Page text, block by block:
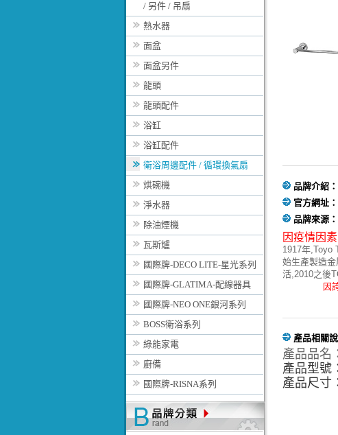
/ 另件 / 吊扇
熱水器
面盆
面盆另件
龍頭
龍頭配件
浴缸
浴缸配件
衛浴周邊配件 / 循環換氣扇
烘碗機
淨水器
除油煙機
瓦斯爐
國際牌-DECO LITE-星光系列
國際牌-GLATIMA-配線器具
國際牌-NEO ONE銀河系列
BOSS衛浴系列
綠能家電
廚備
國際牌-RISNA系列
品牌介紹：
官方網址：
品牌來源：
因疫情因素
1917年,Toyo
始生產製造
活,2010之後
因
產品相關說
產品品名
產品型號
產品尺寸